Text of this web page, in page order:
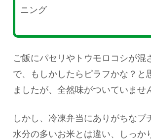
ニング
ご飯にパセリやトウモロコシが混
で、もしかしたらピラフかな？と
ましたが、全然味がついていませ
しかし、冷凍弁当にありがちなブ
水分の多いお米とは違い、しっか